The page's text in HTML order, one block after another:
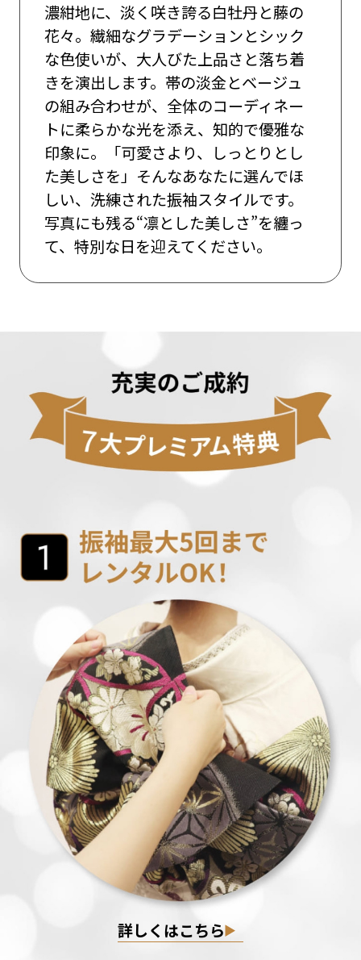
濃紺地に、淡く咲き誇る白牡丹と藤の
花々。繊細なグラデーションとシック
な色使いが、大人びた上品さと落ち着
きを演出します。帯の淡金とベージュ
の組み合わせが、全体のコーディネー
トに柔らかな光を添え、知的で優雅な
印象に。「可愛さより、しっとりとし
た美しさを」そんなあなたに選んでほ
しい、洗練された振袖スタイルです。
写真にも残る“凛とした美しさ”を纏っ
て、特別な日を迎えてください。
詳しくはこちら